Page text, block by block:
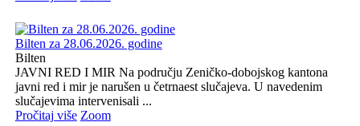
Bilten za 28.06.2026. godine
Bilten
JAVNI RED I MIR Na području Zeničko-dobojskog kantona
javni red i mir je narušen u četrnaest slučajeva. U navedenim
slučajevima intervenisali ...
Pročitaj više Zoom